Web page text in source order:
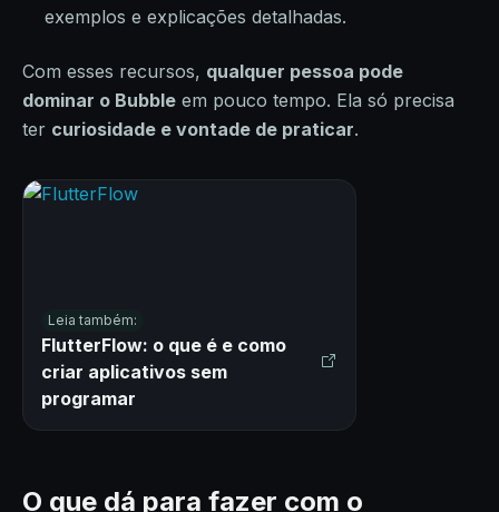
exemplos e explicações detalhadas.
Com esses recursos, qualquer pessoa pode
dominar o Bubble em pouco tempo. Ela só precisa
ter curiosidade e vontade de praticar.
Leia também:
FlutterFlow: o que é e como
criar aplicativos sem
programar
O que dá para fazer com o